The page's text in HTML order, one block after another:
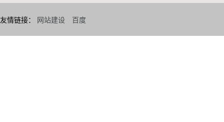
友情链接： 网站建设 百度